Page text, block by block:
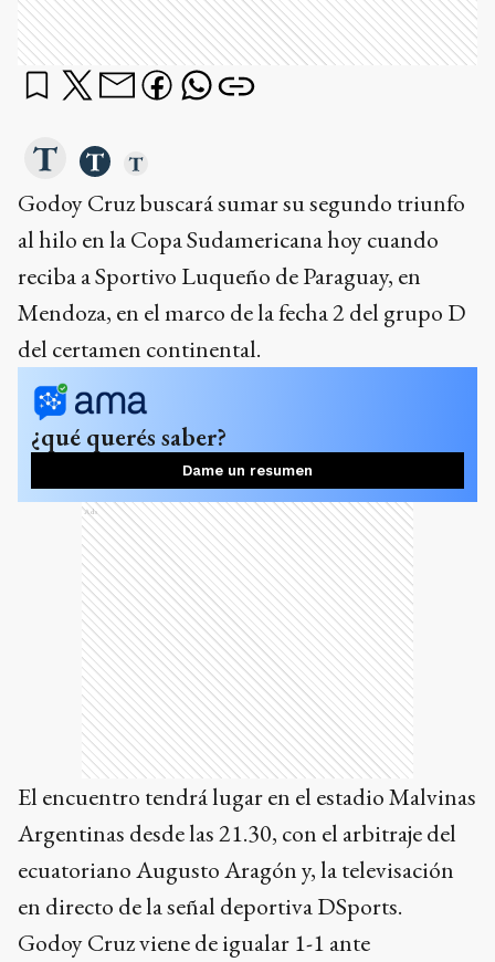
Godoy Cruz buscará sumar su segundo triunfo
al hilo en la Copa Sudamericana hoy cuando
reciba a Sportivo Luqueño de Paraguay, en
Mendoza, en el marco de la fecha 2 del grupo D
del certamen continental.
¿qué querés saber?
Dame un resumen
Ads
El encuentro tendrá lugar en el estadio Malvinas
Argentinas desde las 21.30, con el arbitraje del
ecuatoriano Augusto Aragón y, la televisación
en directo de la señal deportiva DSports.
Godoy Cruz viene de igualar 1-1 ante